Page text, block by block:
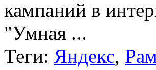
кампаний в
"Умная ...
Теги: Яндекс,